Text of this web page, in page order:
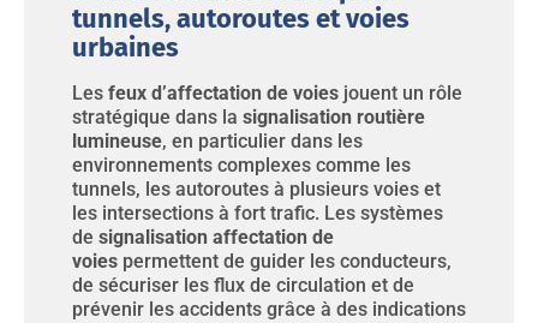
tunnels, autoroutes et voies
urbaines
Les feux d’affectation de voies jouent un rôle
stratégique dans la signalisation routière
lumineuse, en particulier dans les
environnements complexes comme les
tunnels, les autoroutes à plusieurs voies et
les intersections à fort trafic. Les systèmes
de signalisation affectation de
voies permettent de guider les conducteurs,
de sécuriser les flux de circulation et de
prévenir les accidents grâce à des indications